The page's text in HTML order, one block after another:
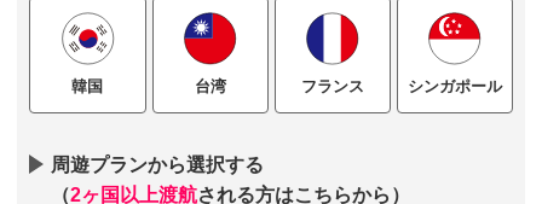
韓国 台湾 フランス シンガポール
周遊プランから選択する
（2ヶ国以上渡航される方はこちらから）